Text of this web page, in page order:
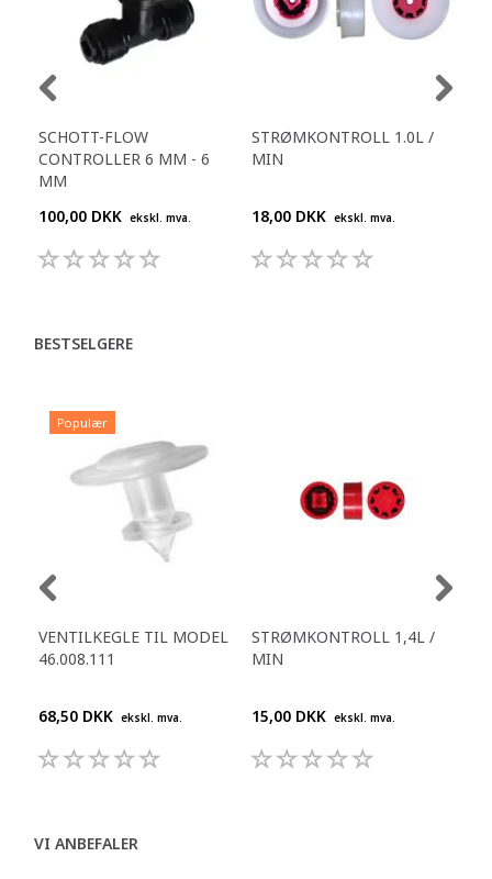
SCHOTT-FLOW
CONTROLLER 6 MM - 6
MM
100,00 DKK ekskl. mva.
STRØMKONTROLL 1.0L /
MIN
18,00 DKK ekskl. mva.
BESTSELGERE
Populær
VENTILKEGLE TIL MODEL
46.008.111
68,50 DKK ekskl. mva.
STRØMKONTROLL 1,4L /
MIN
15,00 DKK ekskl. mva.
VI ANBEFALER